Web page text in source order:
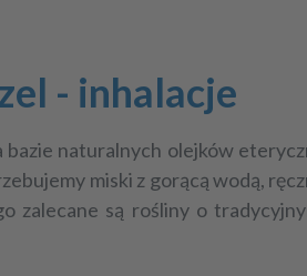
- inhalacje
bazie naturalnych olejków
miski z gorącą wodą,
zalecane są rośliny o